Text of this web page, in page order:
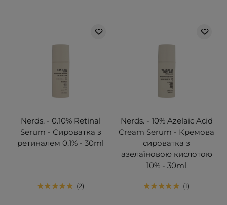
Nerds. - 0.10% Retinal
Serum - Сироватка з
ретиналем 0,1% - 30ml
2
Nerds. - 10% Azelaic Acid
Cream Serum - Кремова
сироватка з
азелаїновою кислотою
10% - 30ml
1